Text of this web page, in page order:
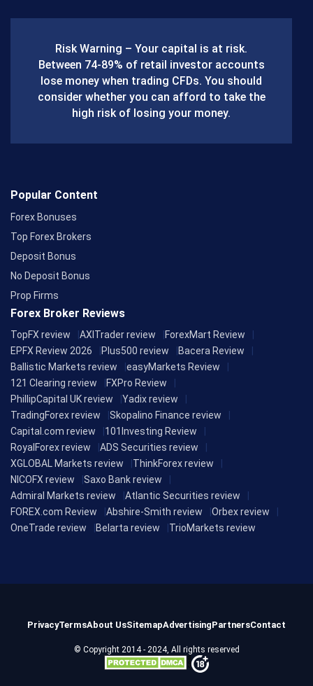
o
o
k
Risk Warning – Your capital is at risk.
Between 74-89% of retail investor accounts
lose money when trading CFDs. You should
consider whether you can afford to take the
high risk of losing your money.
Popular Content
Forex Bonuses
Top Forex Brokers
Deposit Bonus
No Deposit Bonus
Prop Firms
Forex Broker Reviews
TopFX review AXITrader review
ForexMart Review
EPFX Review 2026
Plus500 review
Bacera Review
Ballistic Markets review
easyMarkets Review
121 Clearing review
FXPro Review
PhillipCapital UK review
Yadix review
TradingForex review
Skopalino Finance review
Capital.com review
101Investing Review
RoyalForex review
ADS Securities review
XGLOBAL Markets review
ThinkForex review
NICOFX review
Saxo Bank review
Admiral Markets review
Atlantic Securities review
FOREX.com Review
Abshire-Smith review
Orbex review
OneTrade review
Belarta review TrioMarkets review
© Copyright 2014 - 2024, All rights reserved
PrivacyTermsAbout UsSitemapAdvertisingPartnersContact